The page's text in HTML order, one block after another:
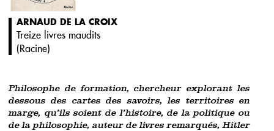
ARNAUD DE LA CROIX
Treize livres maudits
(Racine)
Philosophe de formation, chercheur explorant les
dessous des cartes des savoirs, les territoires en
marge, qu’ils soient de l’histoire, de la politique ou
de la philosophie, auteur de livres remarqués, Hitler